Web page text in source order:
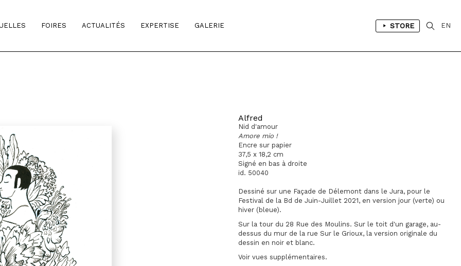
FOIRES ACTUALITÉS EXPERTISE GALERIE STORE EN
Alfred
Nid d'amour
Amore mio !
Encre sur papier
37,5 x 18,2 cm
Signé en bas à droite
id. 50040
Dessiné sur une Façade de Délemont dans le Jura, pour le
Festival de la Bd de Juin-Juillet 2021, en version jour (verte) ou
hiver (bleue).
Sur la tour du 28 Rue des Moulins. Sur le toit d'un garage, au-
dessus du mur de la rue Sur le Grioux, la version originale du
dessin en noir et blanc.
Voir vues supplémentaires.